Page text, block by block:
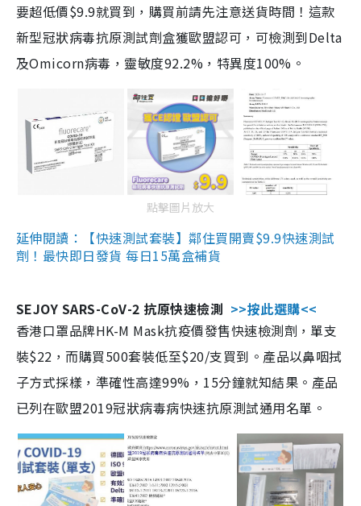
要超低價$9.9就買到，購買前請先注意送貨時間！這款
新型冠狀病毒抗原測試劑盒獲歐盟認可，可檢測到Delta
及Omicorn病毒，靈敏度92.2%，特異度100%。
點擊圖片放大
延伸閱讀：【快速測試套裝】鄰住買開賣$9.9快速測試
劑！最快即日發貨 每日15萬盒補貨
SEJOY SARS-CoV-2 抗原快速檢測 >>按此選購<<
香港口罩品牌HK-M Mask抗疫價發售快速檢測劑，單支
裝$22，而購買500套裝低至$20/支買到。產品以鼻咽拭
子方式採樣，準確性高達99%，15分鐘就知結果。產品
已列在歐盟2019冠狀病毒病快速抗原測試通用名單。